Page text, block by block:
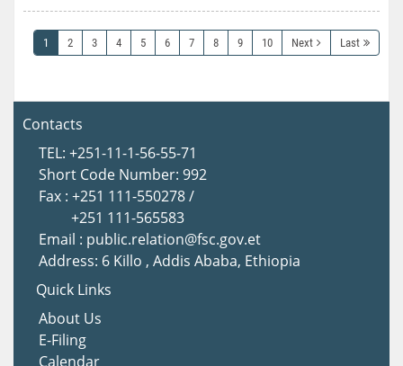
1 2 3 4 5 6 7 8 9 10 Next Last
Contacts
TEL: +251-11-1-56-55-71
Short Code Number: 992
Fax : +251 111-550278 /
+251 111-565583
Email : public.relation@fsc.gov.et
Address: 6 Killo , Addis Ababa, Ethiopia
Quick Links
About Us
E-Filing
Calendar